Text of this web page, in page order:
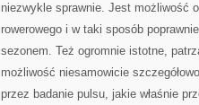
niezwykle sprawnie. Jest możliwość
rowerowego i w taki sposób
sezonem. Też ogromnie istotne,
możliwość niesamowicie
przez badanie pulsu, jakie właśnie